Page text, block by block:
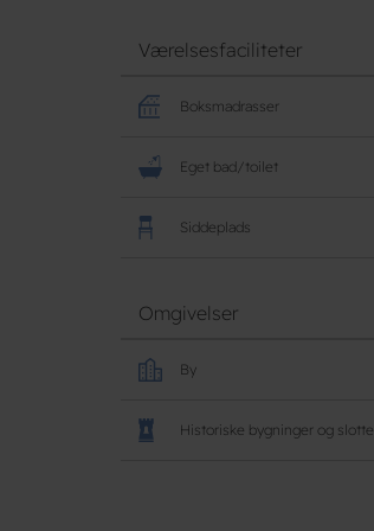
Værelsesfaciliteter
Boksmadrasser
Eget bad/toilet
Siddeplads
Omgivelser
By
Historiske bygninger og slotte